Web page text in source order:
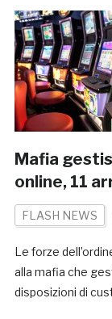
Mafia
online, 11
FLASH NEWS
Le forze
alla mafia che
disposizioni di